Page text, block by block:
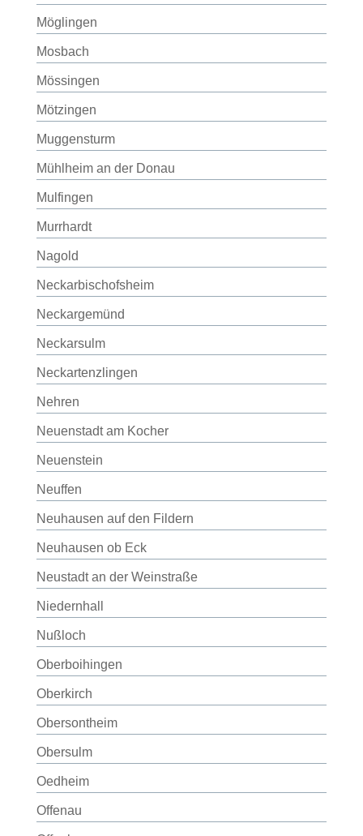
Möglingen
Mosbach
Mössingen
Mötzingen
Muggensturm
Mühlheim an der Donau
Mulfingen
Murrhardt
Nagold
Neckarbischofsheim
Neckargemünd
Neckarsulm
Neckartenzlingen
Nehren
Neuenstadt am Kocher
Neuenstein
Neuffen
Neuhausen auf den Fildern
Neuhausen ob Eck
Neustadt an der Weinstraße
Niedernhall
Nußloch
Oberboihingen
Oberkirch
Obersontheim
Obersulm
Oedheim
Offenau